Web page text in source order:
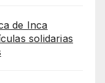
de Inca
solidarias